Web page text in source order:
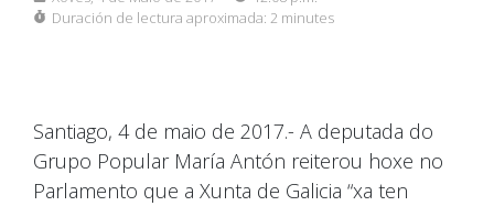
Duración de lectura aproximada: 2 minutes
Santiago, 4 de maio de 2017.- A deputada do
Grupo Popular María Antón reiterou hoxe no
Parlamento que a Xunta de Galicia “xa ten